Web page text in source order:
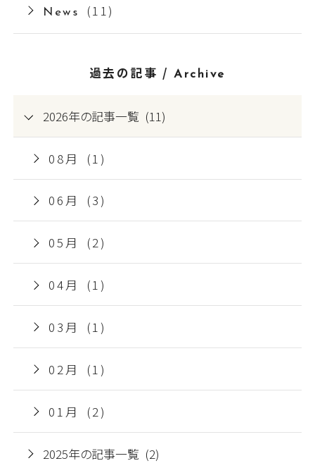
News (11)
過去の記事 / Archive
2026年の記事一覧 (11)
08月 (1)
06月 (3)
05月 (2)
04月 (1)
03月 (1)
02月 (1)
01月 (2)
2025年の記事一覧 (2)